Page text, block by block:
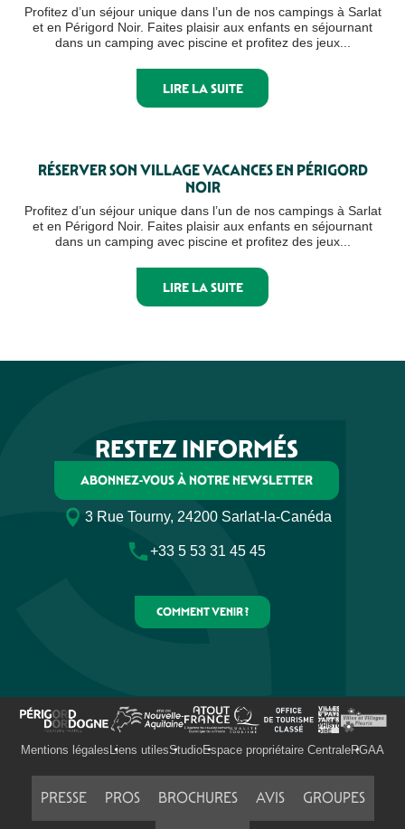
Profitez d’un séjour unique dans l’un de nos campings à Sarlat
et en Périgord Noir. Faites plaisir aux enfants en séjournant
dans un camping avec piscine et profitez des jeux...
LIRE LA SUITE
RÉSERVER SON VILLAGE VACANCES EN PÉRIGORD
NOIR
Profitez d’un séjour unique dans l’un de nos campings à Sarlat
et en Périgord Noir. Faites plaisir aux enfants en séjournant
dans un camping avec piscine et profitez des jeux...
LIRE LA SUITE
RESTEZ INFORMÉS
ABONNEZ-VOUS À NOTRE NEWSLETTER
3 Rue Tourny, 24200 Sarlat-la-Canéda
+33 5 53 31 45 45
COMMENT VENIR ?
Mentions légalesLiens utilesStudioEspace propriétaire CentraleRGAA
PRESSE PROS BROCHURES AVIS GROUPES